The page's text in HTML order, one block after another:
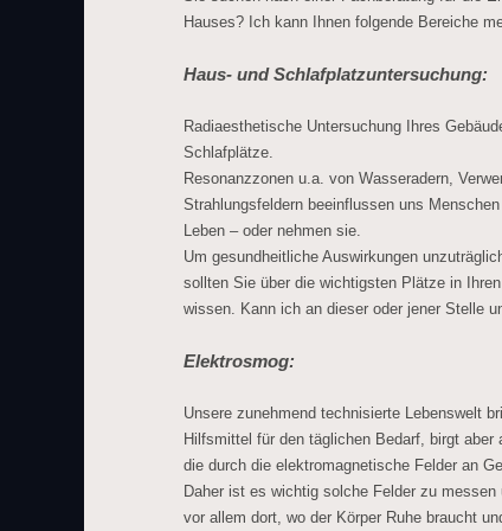
Hauses? Ich kann Ihnen folgende Bereiche
Haus- und Schlafplatzuntersuchung:
Radiaesthetische Untersuchung Ihres
Schlafplätze.
Resonanzzonen u.a. von Wasseradern,
Strahlungsfeldern beeinflussen uns
Leben – oder nehmen sie.
Um gesundheitliche Auswirkungen
sollten Sie über die wichtigsten Plätze in
wissen. Kann ich an dieser oder jener Stelle
Elektrosmog:
Unsere zunehmend technisierte Lebenswelt
Hilfsmittel für den täglichen Bedarf, birgt
die durch die elektromagnetische Felder an
Daher ist es wichtig solche Felder zu
vor allem dort, wo der Körper Ruhe braucht